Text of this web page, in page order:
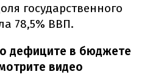
государственного
78,5% ВВП.
дефиците в бюджете
видео